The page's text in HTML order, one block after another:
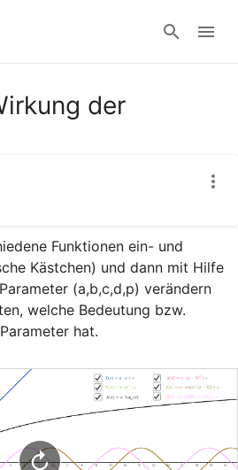
der
Funktionen ein- und
Kästchen) und dann mit Hilfe
(a,b,c,d,p) verändern
welche Bedeutung bzw.
hat.